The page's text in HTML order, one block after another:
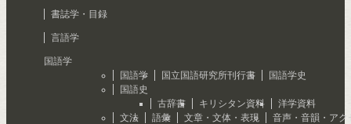
書誌学・目録
言語学
国語学
国語学
国立国語研究所刊行書
国語学史
国語史
古辞書
キリシタン資料
洋学資料
文法
語彙 文章・文体・表現
音声・音韻・アク